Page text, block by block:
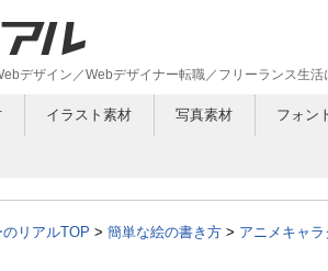
デザイン／Webデザイナー転職／フリーランス生活
イラスト素材 写真素材 フォン
リアルTOP > 簡単な絵の書き方 > アニメキャラ